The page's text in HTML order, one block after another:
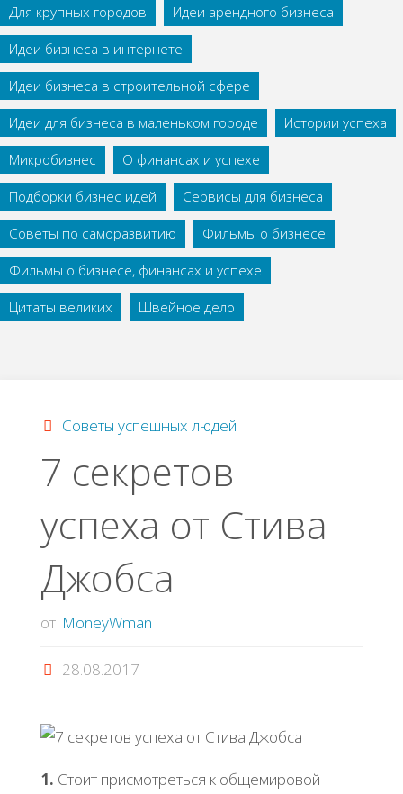
Для крупных городов
Идеи арендного бизнеса
Идеи бизнеса в интернете
Идеи бизнеса в строительной сфере
Идеи для бизнеса в маленьком городе
Истории успеха
Микробизнес
О финансах и успехе
Подборки бизнес идей
Сервисы для бизнеса
Советы по саморазвитию
Фильмы о бизнесе
Фильмы о бизнесе, финансах и успехе
Цитаты великих
Швейное дело
Советы успешных людей
7 секретов
успеха от Стива
Джобса
от MoneyWman
28.08.2017
1. Стоит присмотреться к общемировой